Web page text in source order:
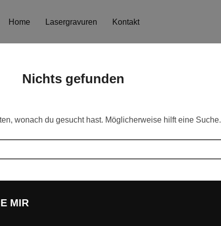
Home Lasergravuren Kontakt
Nichts gefunden
wonach du gesucht hast. Möglicherweise hilft eine Suche.
MIR